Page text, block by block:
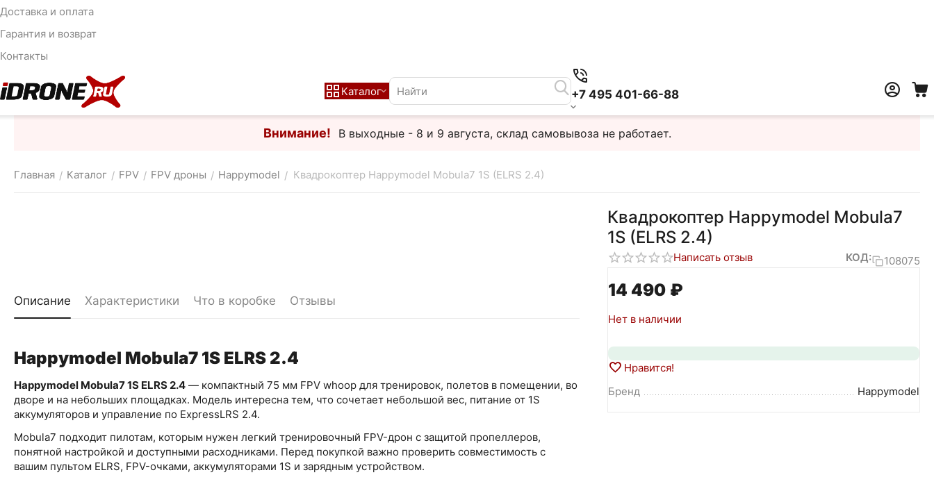
Доставка и оплата
Гарантия и возврат
Контакты
Каталог +7 495 401-66-88
Внимание! В выходные - 8 и 9 августа, склад самовывоза не работает.
Главная / Каталог / FPV / FPV дроны / Happymodel / Квадрокоптер Happymodel Mobula7 1S (ELRS 2.4)
Квадрокоптер Happymodel Mobula7
1S (ELRS 2.4)
Написать отзыв КОД: 108075
14 490 ₽
Нет в наличии
Нравится!
Бренд
Happymodel
Описание Характеристики Что в коробке Отзывы
Happymodel Mobula7 1S ELRS 2.4
Happymodel Mobula7 1S ELRS 2.4 — компактный 75 мм FPV whoop для тренировок, полетов в помещении, во
дворе и на небольших площадках. Модель интересна тем, что сочетает небольшой вес, питание от 1S
аккумуляторов и управление по ExpressLRS 2.4.
Mobula7 подходит пилотам, которым нужен легкий тренировочный FPV-дрон с защитой пропеллеров,
понятной настройкой и доступными расходниками. Перед покупкой важно проверить совместимость с
вашим пультом ELRS, FPV-очками, аккумуляторами 1S и зарядным устройством.